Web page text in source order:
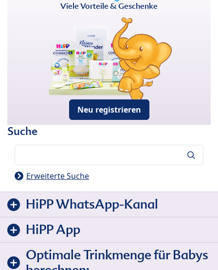
Viele Vorteile & Geschenke
Neu registrieren
Suche
Erweiterte Suche
HiPP WhatsApp-Kanal
HiPP App
Optimale Trinkmenge für Babys